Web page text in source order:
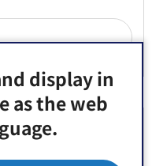
display in
as the web
めにみなさまのご